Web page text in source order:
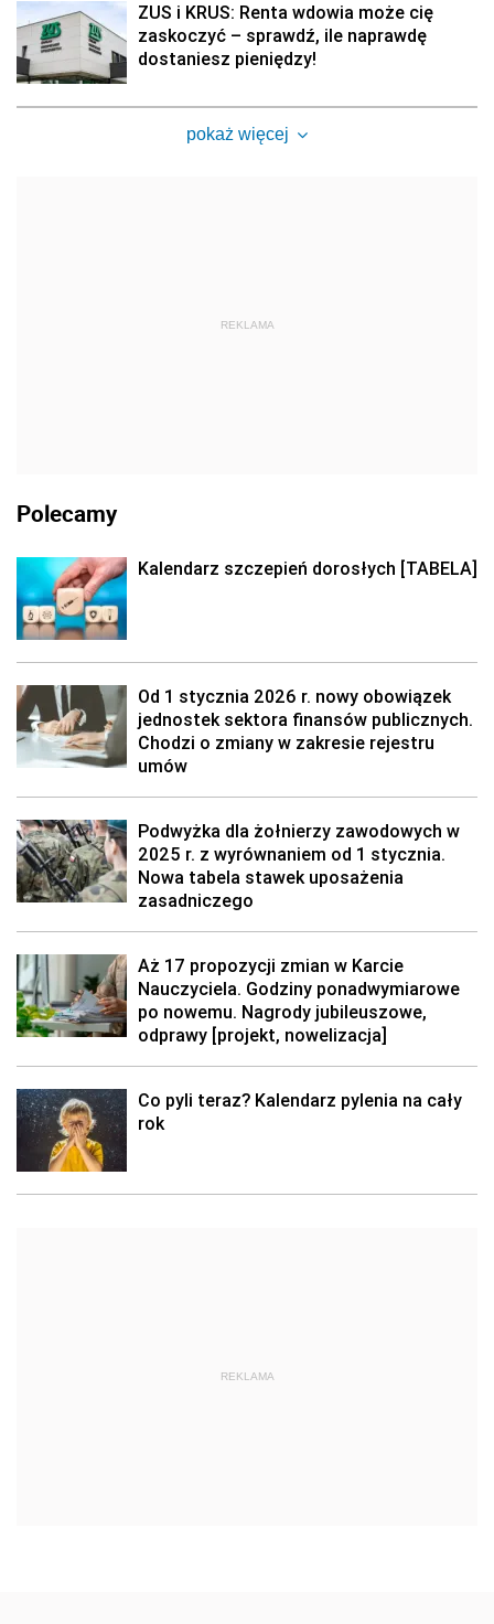
ZUS i KRUS: Renta wdowia może cię
zaskoczyć – sprawdź, ile naprawdę
dostaniesz pieniędzy!
pokaż więcej
REKLAMA
Polecamy
Kalendarz szczepień dorosłych [TABELA]
Od 1 stycznia 2026 r. nowy obowiązek
jednostek sektora finansów publicznych.
Chodzi o zmiany w zakresie rejestru
umów
Podwyżka dla żołnierzy zawodowych w
2025 r. z wyrównaniem od 1 stycznia.
Nowa tabela stawek uposażenia
zasadniczego
Aż 17 propozycji zmian w Karcie
Nauczyciela. Godziny ponadwymiarowe
po nowemu. Nagrody jubileuszowe,
odprawy [projekt, nowelizacja]
Co pyli teraz? Kalendarz pylenia na cały
rok
REKLAMA